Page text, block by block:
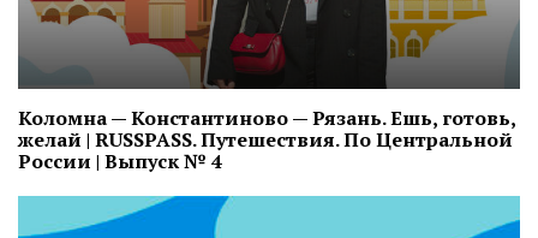
Коломна — Константиново — Рязань. Ешь, готовь,
желай | RUSSPASS. Путешествия. По Центральной
России | Выпуск № 4